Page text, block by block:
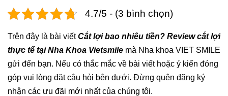
4.7/5 - (3 bình chọn)
Trên đây là bài viếtCắt lợi bao nhiêu tiền? Review cắt lợi
thực tế tại Nha Khoa Vietsmile mà Nha khoa VIET SMILE
gửi đến bạn. Nếu có thắc mắc về bài viết hoặc ý kiến đóng
góp vui lòng đặt câu hỏi bên dưới. Đừng quên đăng ký
nhận các ưu đãi mới nhất của chúng tôi.